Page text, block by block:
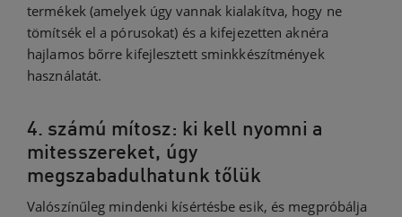
termékek (amelyek úgy vannak kialakítva, hogy ne
tömítsék el a pórusokat) és a kifejezetten aknéra
hajlamos bőrre kifejlesztett sminkkészítmények
használatát.
4. számú mítosz: ki kell nyomni a
mitesszereket, úgy
megszabadulhatunk tőlük
Valószínűleg mindenki kísértésbe esik, és megpróbálja